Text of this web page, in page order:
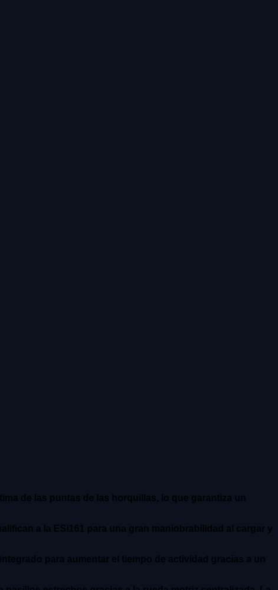
de las puntas de las horquillas, lo que garantiza un
a la ESi161 para una gran maniobrabilidad al cargar y
para aumentar el tiempo de actividad gracias a un